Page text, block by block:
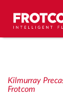
Rijgedrag
Kilmurray
Frotcom